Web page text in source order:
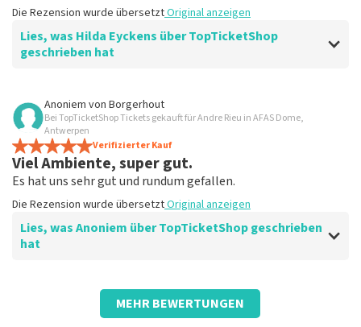
Die Rezension wurde übersetztOriginal anzeigen
Lies, was Hilda Eyckens über TopTicketShop
geschrieben hat
Bewertung von Hilda Eyckens über
gut
Die Rezension wurde übersetzt
Anoniem von Borgerhout
Bei TopTicketShop Tickets gekauft für Andre Rieu in AFAS Dome,
Antwerpen
Verifizierter Kauf
Viel Ambiente, super gut.
Es hat uns sehr gut und rundum gefallen.
Die Rezension wurde übersetztOriginal anzeigen
Lies, was Anoniem über TopTicketShop geschrieben
hat
Bewertung von Anoniem überTopTicketShop
Schade, dass wir jemanden finden
MEHR BEWERTUNGEN